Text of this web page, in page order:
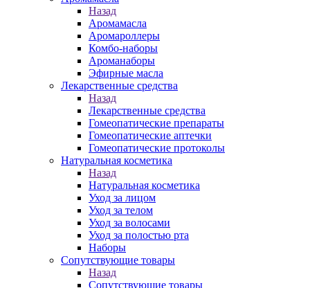
Назад
Аромамасла
Аромароллеры
Комбо-наборы
Ароманаборы
Эфирные масла
Лекарственные средства
Назад
Лекарственные средства
Гомеопатические препараты
Гомеопатические аптечки
Гомеопатические протоколы
Натуральная косметика
Назад
Натуральная косметика
Уход за лицом
Уход за телом
Уход за волосами
Уход за полостью рта
Наборы
Сопутствующие товары
Назад
Сопутствующие товары